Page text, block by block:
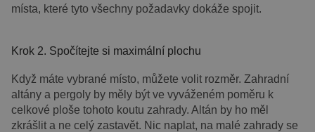
místa, které tyto všechny požadavky dokáže spojit.
Krok 2. Spočítejte si maximální plochu
Když máte vybrané místo, můžete volit rozměr. Zahradní
altány a pergoly by měly být ve vyváženém poměru k
celkové ploše tohoto koutu zahrady. Altán by ho měl
zkrášlit a ne celý zastavět. Nic naplat, na malé zahrady se